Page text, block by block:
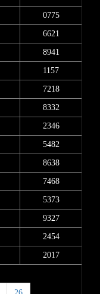
0775
6621
8941
1157
7218
8332
2346
5482
8638
7468
5373
9327
2454
2017